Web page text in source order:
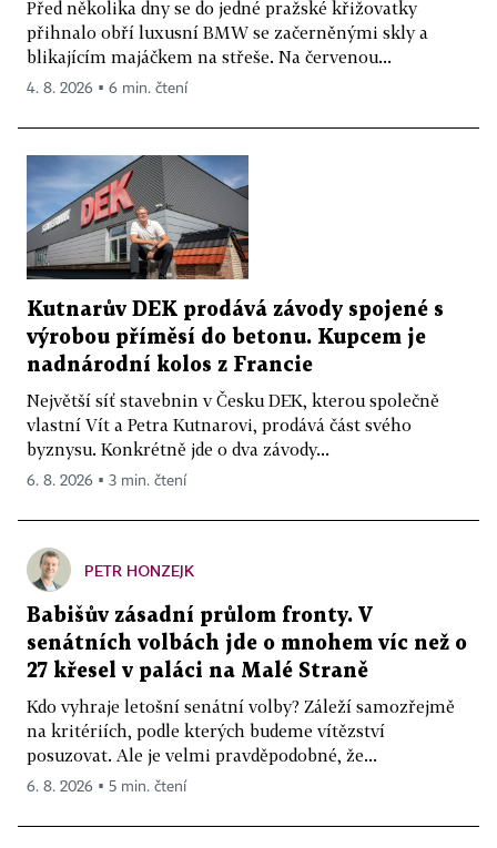
Před několika dny se do jedné pražské křižovatky
přihnalo obří luxusní BMW se začerněnými skly a
blikajícím majáčkem na střeše. Na červenou...
4. 8. 2026 ▪ 6 min. čtení
Kutnarův DEK prodává závody spojené s
výrobou příměsí do betonu. Kupcem je
nadnárodní kolos z Francie
Největší síť stavebnin v Česku DEK, kterou společně
vlastní Vít a Petra Kutnarovi, prodává část svého
byznysu. Konkrétně jde o dva závody...
6. 8. 2026 ▪ 3 min. čtení
PETR HONZEJK
Babišův zásadní průlom fronty. V
senátních volbách jde o mnohem víc než o
27 křesel v paláci na Malé Straně
Kdo vyhraje letošní senátní volby? Záleží samozřejmě
na kritériích, podle kterých budeme vítězství
posuzovat. Ale je velmi pravděpodobné, že...
6. 8. 2026 ▪ 5 min. čtení